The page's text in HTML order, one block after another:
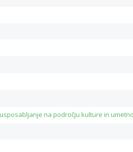
na področju kulture in